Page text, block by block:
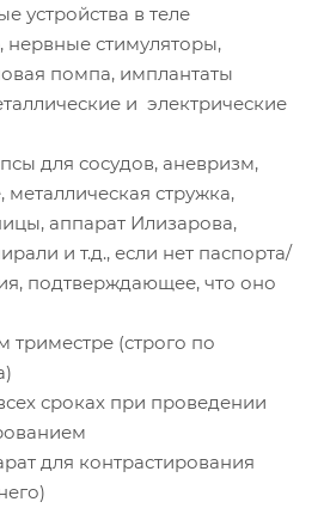
устройства в теле
нервные стимуляторы,
помпа, имплантаты
и электрические
для сосудов, аневризм,
металлическая стружка,
аппарат Илизарова,
и т.д., если нет паспорта/
подтверждающее, что оно
триместре (строго по
сроках при проведении
для контрастирования